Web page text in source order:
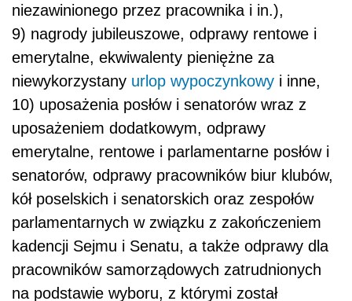
niezawinionego przez pracownika i in.),
9) nagrody jubileuszowe, odprawy rentowe i
emerytalne, ekwiwalenty pieniężne za
niewykorzystany urlop wypoczynkowy i inne,
10) uposażenia posłów i senatorów wraz z
uposażeniem dodatkowym, odprawy
emerytalne, rentowe i parlamentarne posłów i
senatorów, odprawy pracowników biur klubów,
kół poselskich i senatorskich oraz zespołów
parlamentarnych w związku z zakończeniem
kadencji Sejmu i Senatu, a także odprawy dla
pracowników samorządowych zatrudnionych
na podstawie wyboru, z którymi został